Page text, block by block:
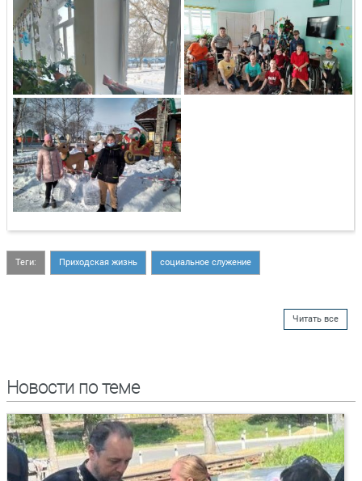
Теги: Приходская жизнь социальное служение
Читать все
Новости по теме